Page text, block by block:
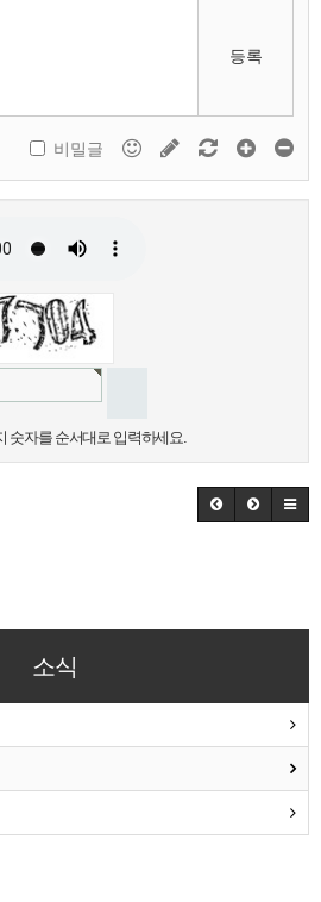
등록
비밀글
숫자를 순서대로 입력하세요.
소식